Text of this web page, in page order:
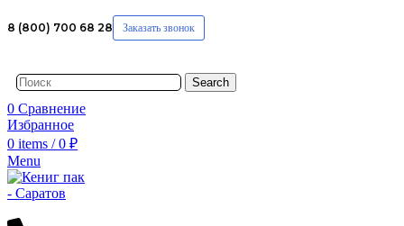
8 (800) 700 68 28 Заказать звонок
Search
0 Сравнение
Избранное
0 items / 0 ₽
Menu